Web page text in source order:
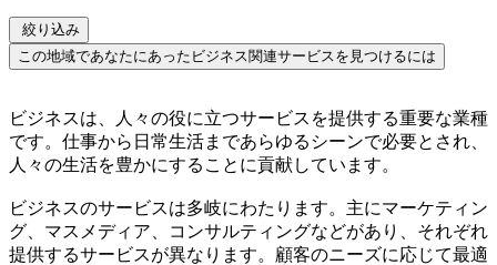
絞り込み
この地域であなたにあったビジネス関連サービスを見つけるには
ビジネスは、人々の役に立つサービスを提供する重要な業種
です。仕事から日常生活まであらゆるシーンで必要とされ、
人々の生活を豊かにすることに貢献しています。
ビジネスのサービスは多岐にわたります。主にマーケティン
グ、マスメディア、コンサルティングなどがあり、それぞれ
提供するサービスが異なります。顧客のニーズに応じて最適